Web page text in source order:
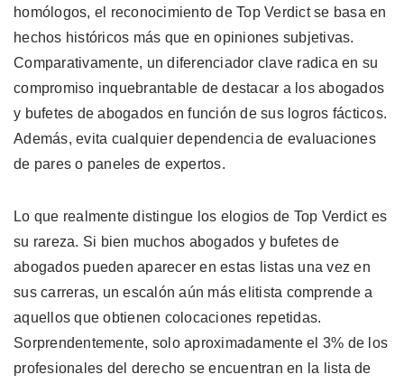
homólogos, el reconocimiento de Top Verdict se basa en
hechos históricos más que en opiniones subjetivas.
Comparativamente, un diferenciador clave radica en su
compromiso inquebrantable de destacar a los abogados
y bufetes de abogados en función de sus logros fácticos.
Además, evita cualquier dependencia de evaluaciones
de pares o paneles de expertos.
Lo que realmente distingue los elogios de Top Verdict es
su rareza. Si bien muchos abogados y bufetes de
abogados pueden aparecer en estas listas una vez en
sus carreras, un escalón aún más elitista comprende a
aquellos que obtienen colocaciones repetidas.
Sorprendentemente, solo aproximadamente el 3% de los
profesionales del derecho se encuentran en la lista de